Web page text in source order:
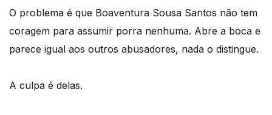
O problema é que Boaventura Sousa Santos não tem
coragem para assumir porra nenhuma. Abre a boca e
parece igual aos outros abusadores, nada o distingue.
A culpa é delas.